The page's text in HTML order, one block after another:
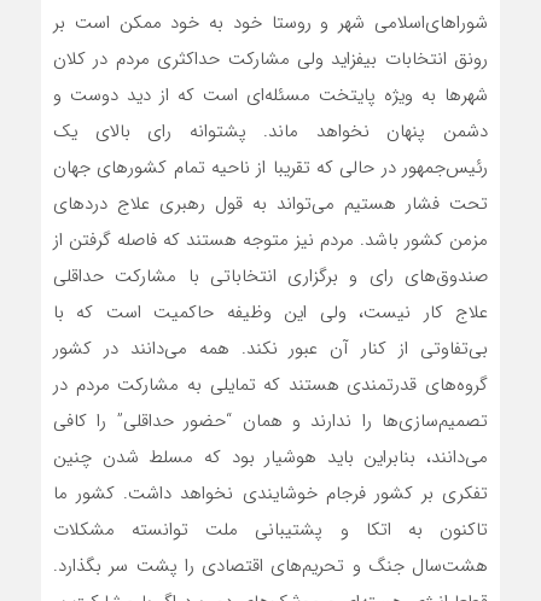
شوراهای‌اسلامی شهر و روستا خود به خود ممکن است بر
رونق انتخابات بیفزاید ولی مشارکت حداکثری مردم در کلان
شهرها به ویژه پایتخت مسئله‌ای است که از دید دوست و
دشمن پنهان نخواهد ماند. پشتوانه رای بالای یک
رئیس‌جمهور در حالی که تقریبا از ناحیه تمام کشورهای جهان
تحت فشار هستیم می‌تواند به قول رهبری علاج دردهای
مزمن کشور باشد. مردم نیز متوجه هستند که فاصله گرفتن از
صندوق‌های رای و برگزاری انتخاباتی با مشارکت حداقلی
علاج کار نیست، ولی این وظیفه حاکمیت است که با
بی‌تفاوتی از کنار آن عبور نکند. همه می‌دانند در کشور
گروه‌های قدرتمندی هستند که تمایلی به مشارکت مردم در
تصمیم‌سازی‌ها را ندارند و همان “حضور حداقلی” را کافی
می‌دانند، بنابراین باید هوشیار بود که مسلط شدن چنین
تفکری بر کشور فرجام خوشایندی نخواهد داشت. کشور ما
تاکنون به اتکا و پشتیبانی ملت توانسته مشکلات
هشت‌سال جنگ و تحریم‌های اقتصادی را پشت سر بگذارد.